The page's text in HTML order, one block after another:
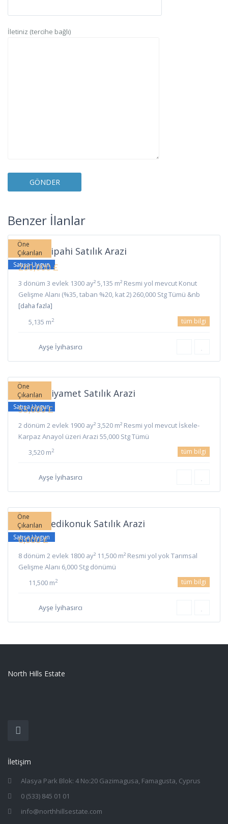
İletiniz (tercihe bağlı)
Benzer İlanlar
İskele
Öne
Çıkarılan
Satışa Uygun
İskele Sipahi Satılık Arazi
260,000 £
3 dönüm 3 evlek 1300 ay² 5,135 m² Resmi yol mevcut Konut
Gelişme Alanı (%35, taban %20, kat 2) 260,000 Stg Tümü &nb
[daha fazla]
5,135 m2 tüm bilgi
Ayşe İyihasırcı
Öne
Çıkarılan
Satışa Uygun
İskele Ziyamet Satılık Arazi
55,000 £
2 dönüm 2 evlek 1900 ay² 3,520 m² Resmi yol mevcut İskele-
Karpaz Anayol üzeri Arazi 55,000 Stg Tümü
3,520 m2 tüm bilgi
Ayşe İyihasırcı
Öne
Çıkarılan
Satışa Uygun
İskele Yedikonuk Satılık Arazi
6,000 £
8 dönüm 2 evlek 1800 ay² 11,500 m² Resmi yol yok Tarımsal
Gelişme Alanı 6,000 Stg dönümü
11,500 m2 tüm bilgi
Ayşe İyihasırcı
North Hills Estate
İletişim
Alasya Park Blok: 4 No:20 Gazimagusa, Famagusta, Cyprus
0 (533) 845 01 01
info@northhillsestate.com